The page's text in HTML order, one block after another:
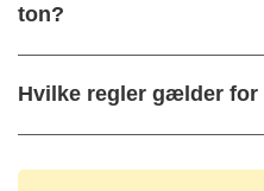
ton?
Hvilke regler gælder for